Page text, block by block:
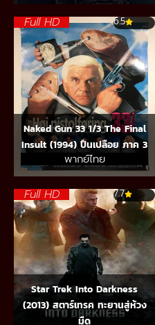
Full HD 6.5
Naked Gun 33 1/3 The Final
Insult (1994) ปืนเปลือย ภาค 3
พากย์ไทย
Full HD 7.7
Star Trek Into Darkness
(2013) สตาร์เทรค ทะยานสู่ห้วง
มืด